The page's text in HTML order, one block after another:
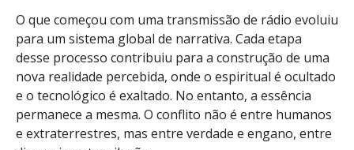
O que começou com uma transmissão de rádio evoluiu
para um sistema global de narrativa. Cada etapa
desse processo contribuiu para a construção de uma
nova realidade percebida, onde o espiritual é ocultado
e o tecnológico é exaltado. No entanto, a essência
permanece a mesma. O conflito não é entre humanos
e extraterrestres, mas entre verdade e engano, entre